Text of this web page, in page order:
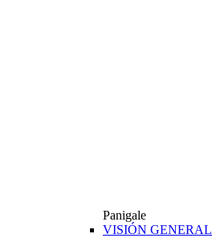
Panigale
VISIÓN GENERAL